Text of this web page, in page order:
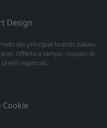
Design
dei principali brands italiani
Offerte a tempo, coupon di
registrati.
Cookie